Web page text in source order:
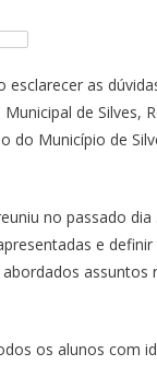
as
de Silves,
do Município de
no passado
e
os alunos com